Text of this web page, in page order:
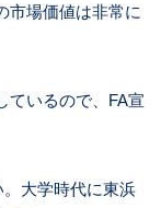
市場価値は非常に
ているので、FA宣
。大学時代に東浜